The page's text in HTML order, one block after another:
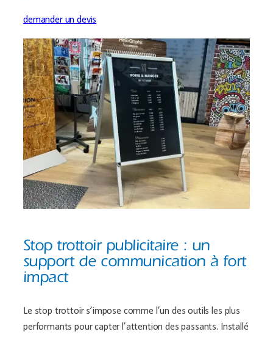
demander un devis
Stop trottoir publicitaire : un
support de communication à fort
impact
Le stop trottoir s’impose comme l’un des outils les plus
performants pour capter l’attention des passants. Installé